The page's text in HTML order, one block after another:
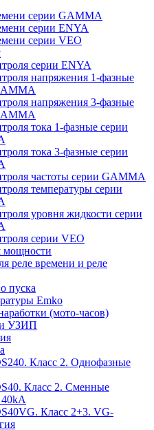
серии GAMMA
серии ENYA
серии VEO
серии ENYA
напряжения 1-фазные
напряжения 3-фазные
тока 1-фазные серии
тока 3-фазные серии
частоты серии GAMMA
температуры серии
уровня жидкости серии
серии VEO
мощности
реле времени и реле
пуска
Emko
(мото-часов)
и УЗИП
Класс 2. Однофазные
Класс 2. Сменные
40kA
Класс 2+3. VG-